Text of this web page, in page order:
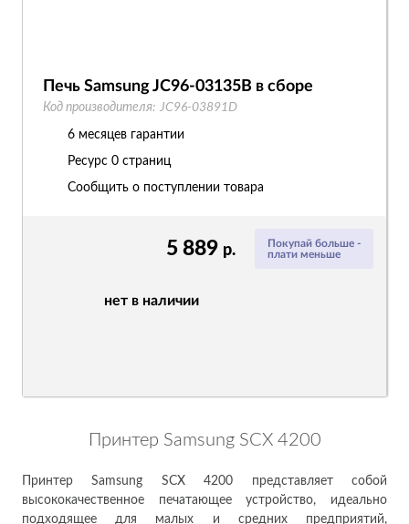
Покупай больше -
плати меньше
5 889 р.
нет в наличии
Печь Samsung JC96-03135B в сборе
Код производителя: JC96-03891D
6 месяцев гарантии
Ресурс 0 страниц
Сообщить о поступлении товара
Принтер Samsung SCX 4200
Принтер Samsung SCX 4200 представляет собой
высококачественное печатающее устройство, идеально
подходящее для малых и средних предприятий,